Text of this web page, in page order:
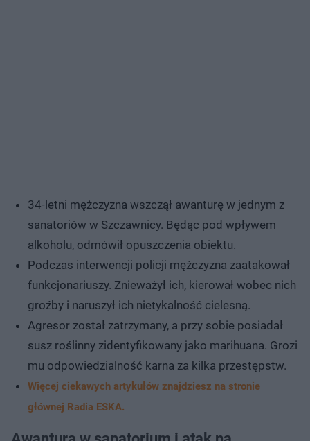
34-letni mężczyzna wszczął awanturę w jednym z
sanatoriów w Szczawnicy. Będąc pod wpływem
alkoholu, odmówił opuszczenia obiektu.
Podczas interwencji policji mężczyzna zaatakował
funkcjonariuszy. Znieważył ich, kierował wobec nich
groźby i naruszył ich nietykalność cielesną.
Agresor został zatrzymany, a przy sobie posiadał
susz roślinny zidentyfikowany jako marihuana. Grozi
mu odpowiedzialność karna za kilka przestępstw.
Więcej ciekawych artykułów znajdziesz na stronie
głównej Radia ESKA.